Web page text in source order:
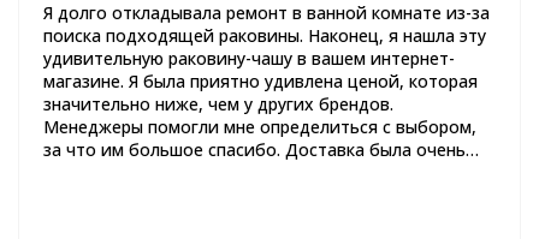
Я долго откладывала ремонт в ванной комнате из-за
поиска подходящей раковины. Наконец, я нашла эту
удивительную раковину-чашу в вашем интернет-
магазине. Я была приятно удивлена ценой, которая
значительно ниже, чем у других брендов.
Менеджеры помогли мне определиться с выбором,
за что им большое спасибо. Доставка была очень